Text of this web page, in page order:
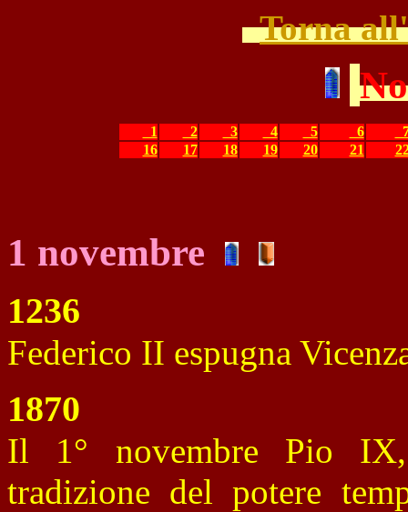
Torna
1 2 3 4 5 6
16
17 18 19 20 21
1 novembre
1236
Federico II espugna
1870
Il 1° novembre Pio
tradizione del potere